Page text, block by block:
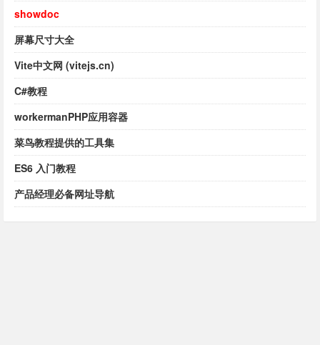
showdoc
屏幕尺寸大全
Vite中文网 (vitejs.cn)
C#教程
workermanPHP应用容器
菜鸟教程提供的工具集
ES6 入门教程
产品经理必备网址导航